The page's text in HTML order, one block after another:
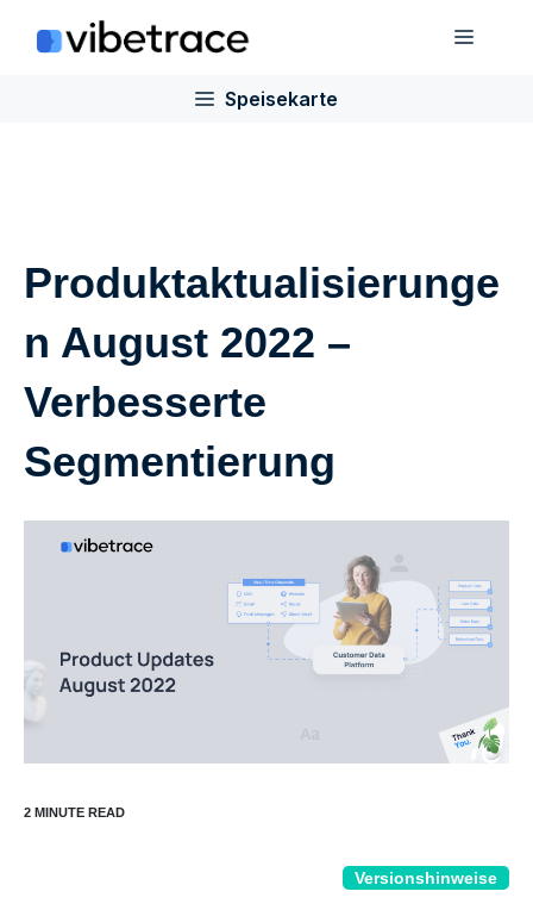
Inhalt
Speisekarte
Produktaktualisierunge
n August 2022 –
Verbesserte
Segmentierung
Versionshinweise